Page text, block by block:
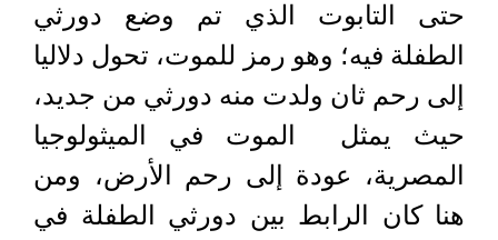
حتى التابوت الذي تم وضع دورثي
الطفلة فيه؛ وهو رمز للموت، تحول دلاليا
إلى رحم ثان ولدت منه دورثي من جديد،
حيث يمثل الموت في الميثولوجيا
المصرية، عودة إلى رحم الأرض، ومن
هنا كان الرابط بين دورثي الطفلة في